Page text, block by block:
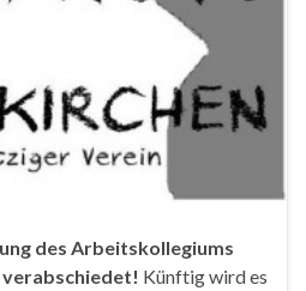
des Arbeitskollegiums
verabschiedet! Künftig wird es